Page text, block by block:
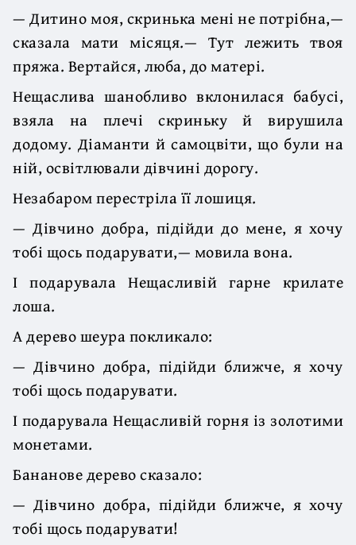
— Дитино моя, скринька мені не потрібна,—
сказала мати місяця.— Тут лежить твоя
пряжа. Вертайся, люба, до матері.
Нещаслива шанобливо вклонилася бабусі,
взяла на плечі скриньку й вирушила
додому. Діаманти й самоцвіти, що були на
ній, освітлювали дівчині дорогу.
Незабаром перестріла її лошиця.
— Дівчино добра, підійди до мене, я хочу
тобі щось подарувати,— мовила вона.
І подарувала Нещасливій гарне крилате
лоша.
А дерево шеура покликало:
— Дівчино добра, підійди ближче, я хочу
тобі щось подарувати.
І подарувала Нещасливій горня із золотими
монетами.
Бананове дерево сказало:
— Дівчино добра, підійди ближче, я хочу
тобі щось подарувати!